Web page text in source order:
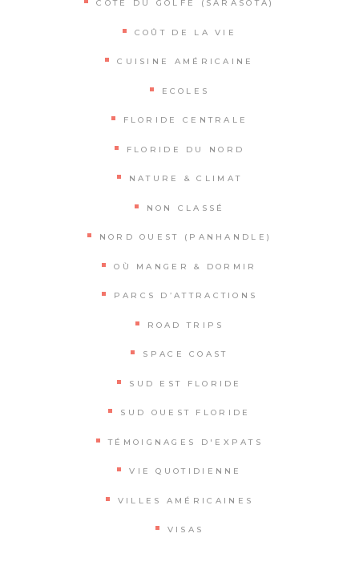
CÔTE DU GOLFE (SARASOTA)
COÛT DE LA VIE
CUISINE AMÉRICAINE
ECOLES
FLORIDE CENTRALE
FLORIDE DU NORD
NATURE & CLIMAT
NON CLASSÉ
NORD OUEST (PANHANDLE)
OÙ MANGER & DORMIR
PARCS D’ATTRACTIONS
ROAD TRIPS
SPACE COAST
SUD EST FLORIDE
SUD OUEST FLORIDE
TÉMOIGNAGES D'EXPATS
VIE QUOTIDIENNE
VILLES AMÉRICAINES
VISAS